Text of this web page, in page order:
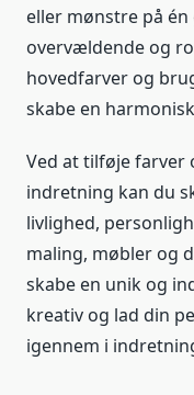
eller mønstre på
overvældende og
hovedfarver og
skabe en
Ved at tilføje farver
indretning kan du
livlighed,
maling, møbler og
skabe en unik og
kreativ og lad din
igennem i